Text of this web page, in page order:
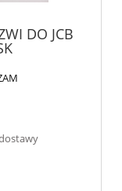
DO JCB